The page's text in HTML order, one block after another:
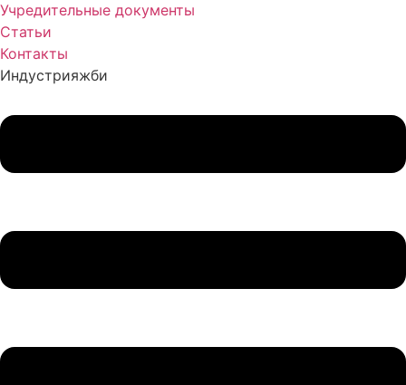
Учредительные документы
Статьи
Контакты
Индустрияжби